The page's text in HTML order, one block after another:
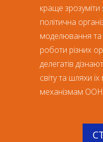
краще
політична
моделювання та
роботи різних
делегатів
світу та шляхи
механізмам